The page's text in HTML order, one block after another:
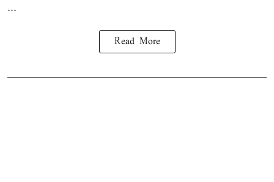
...
Read More